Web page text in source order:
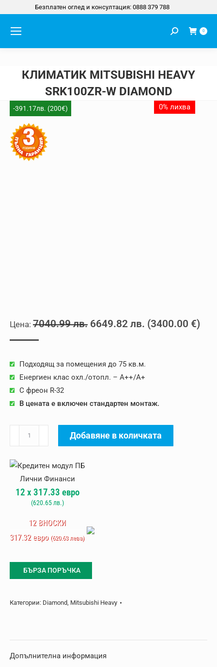
Безплатен оглед и консултация: 0888 379 788
Search: 0
КЛИМАТИК MITSUBISHI HEAVY
SRK100ZR-W DIAMOND
-391.17лв. (200€) 0% лихва
7040.99лв. Original
7040.99 лв..
6649.82 лв. Текущата
6649.82 лв..
(3400.00 €)
Подходящ за помещения до 75 кв.м.
Енергиен клас охл./отопл. – A++/A+
С фреон R-32
В цената е включен стандартен монтаж.
за
Mitsubishi
Heavy
SRK100ZR-
Diamond
Добавяне в количката
12 x 317.33 евро
(620.65лв.)
12 ВНОСКИ
317.32 евро (620.63 лева)
БЪРЗА ПОРЪЧКА
Категории: Diamond, Mitsubishi Heavy
Допълнителна информация